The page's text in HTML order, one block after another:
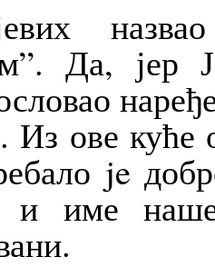
Да,
Из ове
je
и име